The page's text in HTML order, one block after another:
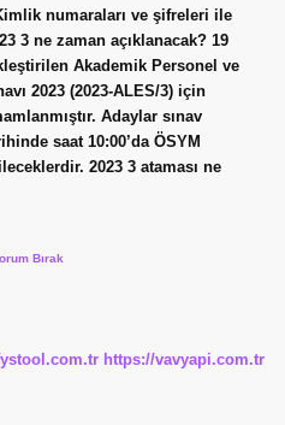
numaraları ve şifreleri ile
3 ne zaman açıklanacak? 19
Akademik Personel ve
2023 (2023-ALES/3) için
Adaylar sınav
saat 10:00’da ÖSYM
2023 3 ataması ne
Bırak
https://vavyapi.com.tr